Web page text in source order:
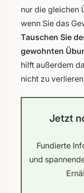
nur die gleichen
wenn Sie das
Tauschen Sie
gewohnten
hilft außerdem
nicht zu
Jetzt
Fundierte
und